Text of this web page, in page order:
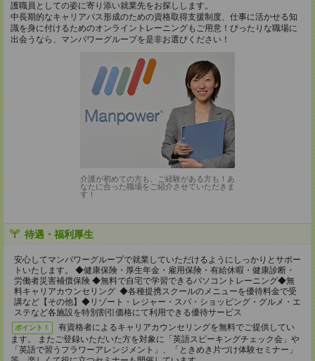
護職員としての姿に寄り添い就業先をお探しします。
中長期的なキャリアパス形成のための資格取得支援制度、仕事に活かせる知
識を身に付けるためのオンライントレーニングもご用意！ぴったりな職場に
出会うなら、マンパワーグループを是非お選びください！
介護が初めての方も、ご経験がある方も！あ
なたに合った職場をご紹介させていただきま
す！
待遇・福利厚生
安心してマンパワーグループで就業していただけるようにしっかりとサポー
トいたします。 ◆健康保険・厚生年金・雇用保険・有給休暇・健康診断・
労働者災害補償保険 ◆無料で自宅で学習できるパソコントレーニング◆無
料キャリアカウンセリング ◆各種提携スクールのメニューを優待料金で受
講など【その他】◆リゾート・レジャー・スパ・ショッピング・グルメ・エ
ステなど各施設を特別割引価格にて利用できる優待サービス
ポイント！
有資格者によるキャリアカウンセリングを無料でご提供してい
ます。 またご登録いただいた方を対象に「英語スピーキングチェック会」や
「英語で習うフラワーアレンジメント」、「ときめき片づけ体験セミナー」